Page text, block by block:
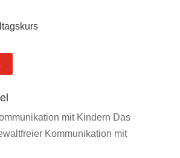
Das
Kommunikation mit